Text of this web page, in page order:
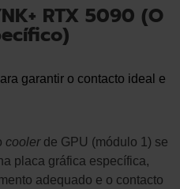
RTX 5090 (O
garantir o contacto ideal e
coolerde GPU (módulo 1) se
placa gráfica específica,
adequado e o contacto